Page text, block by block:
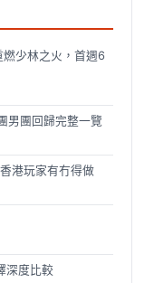
少林之火，首週6
男團回歸完整一覽
港玩家有冇得做
深度比較